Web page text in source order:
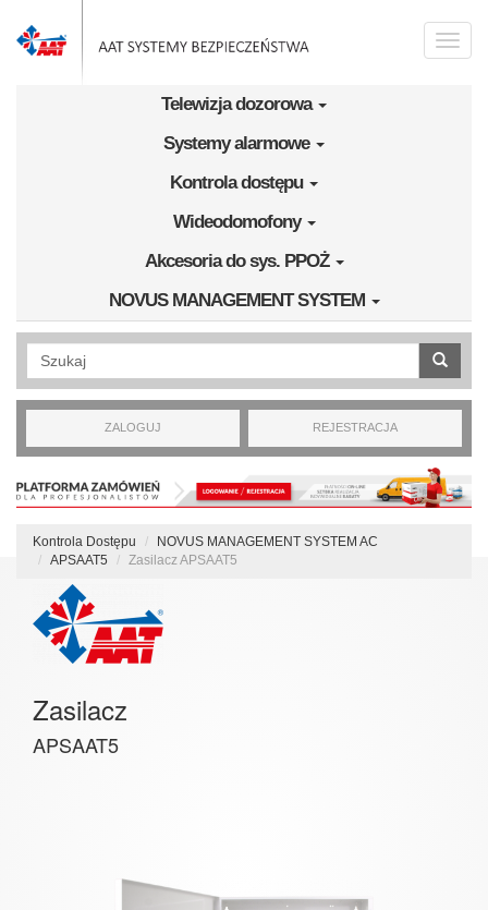
Toggle
Telewizja dozorowa
Systemy alarmowe
Kontrola dostępu
Wideodomofony
Akcesoria do sys. PPOŻ
NOVUS MANAGEMENT SYSTEM
Wyszukiwanie pełnotekstowe
ZALOGUJ REJESTRACJA
Kontrola Dostępu
NOVUS MANAGEMENT SYSTEM AC
APSAAT5
Zasilacz APSAAT5
Zasilacz
APSAAT5